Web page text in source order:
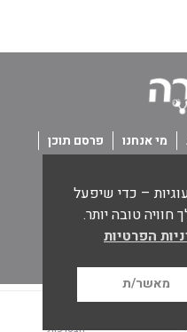
– כדי שיפעל
טובה יותר.
הפרטיות
מאשר/ת
הצטרפות
מי אנחנו
פרסם תוכן
- חדשות מאנשים